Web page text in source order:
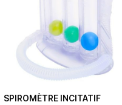
SPIROMÈTRE INCITATIF